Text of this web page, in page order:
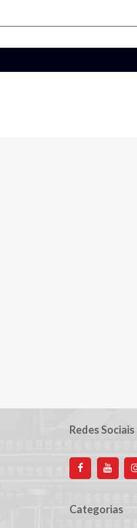
Redes Sociais
Categorias